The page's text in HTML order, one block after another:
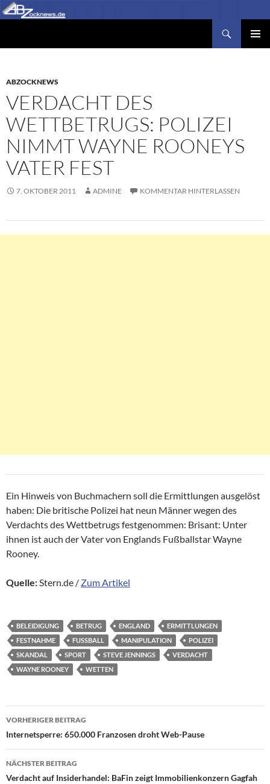
Zum
Inhalt
ABZOCKNEWS
VERDACHT DES
WETTBETRUGS: POLIZEI
NIMMT WAYNE ROONEYS
VATER FEST
7. OKTOBER 2011 ADMINE KOMMENTAR HINTERLASSEN
Ein Hinweis von Buchmachern soll die Ermittlungen ausgelöst
haben: Die britische Polizei hat neun Männer wegen des
Verdachts des Wettbetrugs festgenommen: Brisant: Unter
ihnen ist auch der Vater von Englands Fußballstar Wayne
Rooney.
Quelle:Stern.de / Zum Artikel
BELEIDIGUNG BETRUG ENGLAND
ERMITTLUNGEN
FESTNAHME
FUSSBALL MANIPULATION
POLIZEI
SKANDAL
SPORT STEVE JENNINGS
VERDACHT
WAYNE ROONEY
WETTEN
Beitragsnavigation
VORHERIGER BEITRAG
Internetsperre: 650.000 Franzosen droht Web-Pause
NÄCHSTER BEITRAG
Verdacht auf Insiderhandel: BaFin zeigt Immobilienkonzern Gagfah